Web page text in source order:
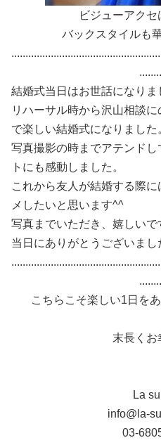
ビジューアク
バックスタイルも
結婚式当日はお世話になりま
リハーサル時から沢山相談
で楽しい結婚式になりました
写真撮影の時までアテンド
トにも感動しました。
これから友人が結婚する際
メしたいと思います^^
写真までいただき、嬉しいで
当日にありがとうございまし
こちらこそ楽しい1日を
末長くお
La
info@la-
03-